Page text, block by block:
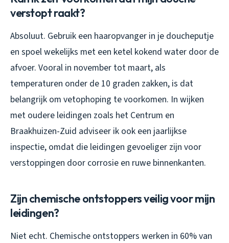
verstopt raakt?
Absoluut. Gebruik een haaropvanger in je doucheputje
en spoel wekelijks met een ketel kokend water door de
afvoer. Vooral in november tot maart, als
temperaturen onder de 10 graden zakken, is dat
belangrijk om vetophoping te voorkomen. In wijken
met oudere leidingen zoals het Centrum en
Braakhuizen-Zuid adviseer ik ook een jaarlijkse
inspectie, omdat die leidingen gevoeliger zijn voor
verstoppingen door corrosie en ruwe binnenkanten.
Zijn chemische ontstoppers veilig voor mijn
leidingen?
Niet echt. Chemische ontstoppers werken in 60% van